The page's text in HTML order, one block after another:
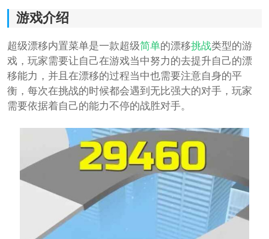
游戏介绍
超级漂移内置菜单是一款超级简单的漂移挑战类型的游
戏，玩家需要让自己在游戏当中努力的去提升自己的漂
移能力，并且在漂移的过程当中也需要注意自身的平
衡，每次在挑战的时候都会遇到无比强大的对手，玩家
需要依据着自己的能力不停的战胜对手。